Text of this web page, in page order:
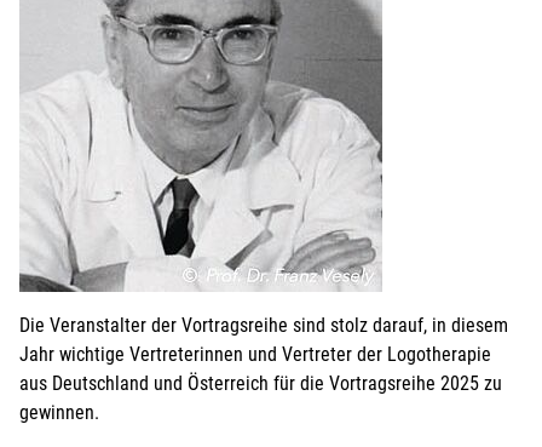
Die Veranstalter der Vortragsreihe sind stolz darauf, in diesem
Jahr wichtige Vertreterinnen und Vertreter der Logotherapie
aus Deutschland und Österreich für die Vortragsreihe 2025 zu
gewinnen.